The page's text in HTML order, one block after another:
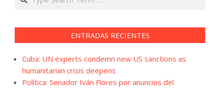
ENTRADAS RECIENTES
Cuba: UN experts condemn new US sanctions as
humanitarian crisis deepens
Política: Senador Iván Flores por anuncios del